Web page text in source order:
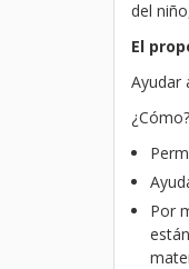
del
El
Ayudar
¿Cómo?
Por